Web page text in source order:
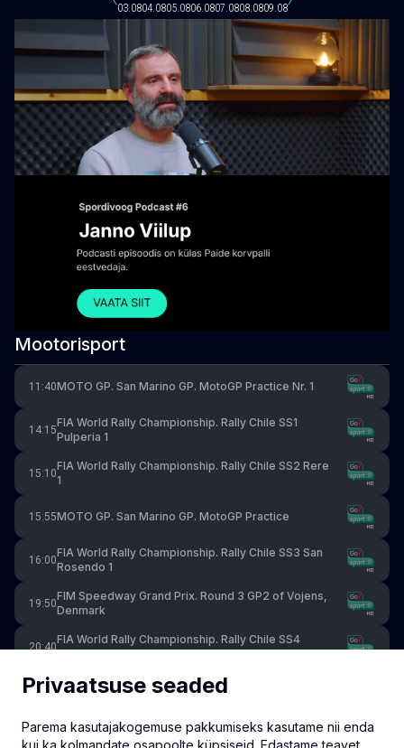
03.0804.0805.0806.0807.0808.0809.08
Mootorisport
11:40MOTO GP. San Marino GP. MotoGP Practice Nr. 1
14:15
FIA World Rally Championship. Rally Chile SS1
Pulperia 1
15:10
FIA World Rally Championship. Rally Chile SS2 Rere
1
15:55MOTO GP. San Marino GP. MotoGP Practice
16:00
FIA World Rally Championship. Rally Chile SS3 San
Rosendo 1
19:50
FIM Speedway Grand Prix. Round 3 GP2 of Vojens,
Denmark
20:40
FIA World Rally Championship. Rally Chile SS4
Pulperia 2
21:35
FIA World Rally Championship. Rally Chile SS5 Rere
2
22:25WRC. Tšiili ralli 6. kiiruskatse
Privaatsuse seaded
Parema kasutajakogemuse pakkumiseks kasutame nii enda
kui ka kolmandate osapoolte küpsiseid. Edastame teavet